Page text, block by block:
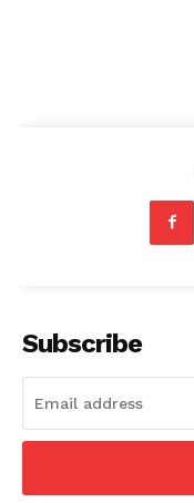
Company
Редакційна політика
Мапа сайту
Контакти
Subscribe